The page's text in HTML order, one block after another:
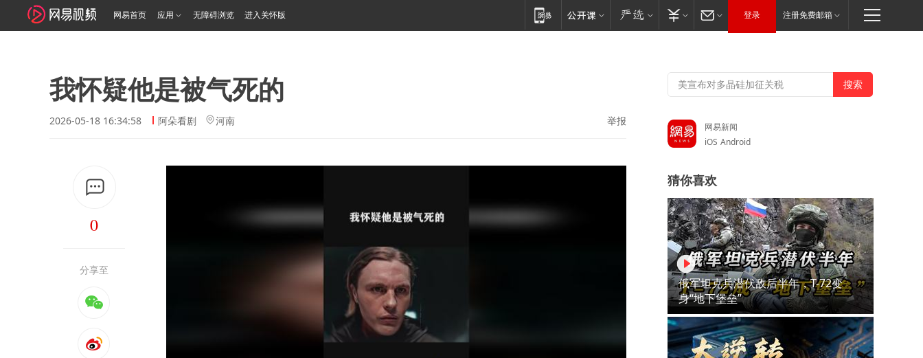
网易首页 应用 无障碍浏览 进入关怀版 登录 注册免费邮箱
我怀疑他是被气死的
2026-05-18 16:34:58 阿朵看剧 河南 举报
0
分享至
网易新闻
iOS Android
猜你喜欢
俄军坦克兵潜伏敌后半年，T-72变
身“地下堡垒”